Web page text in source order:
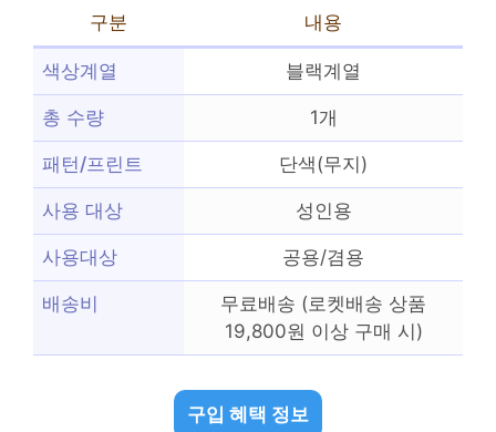
구분 내용
색상계열 블랙계열
총 수량 1개
패턴/프린트 단색(무지)
사용 대상 성인용
사용대상 공용/겸용
배송비
무료배송 (로켓배송 상품
19,800원 이상 구매 시)
구입 혜택 정보